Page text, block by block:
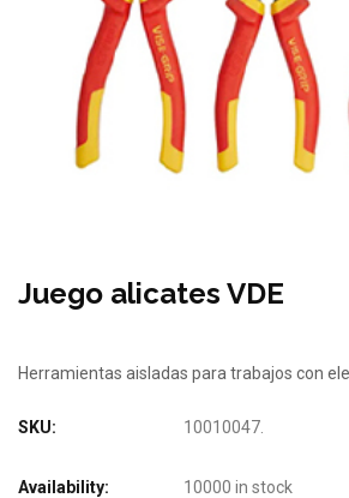
Juego alicates VDE
Herramientas aisladas para trabajos con
SKU: 10010047
Availability: 10000 in stock